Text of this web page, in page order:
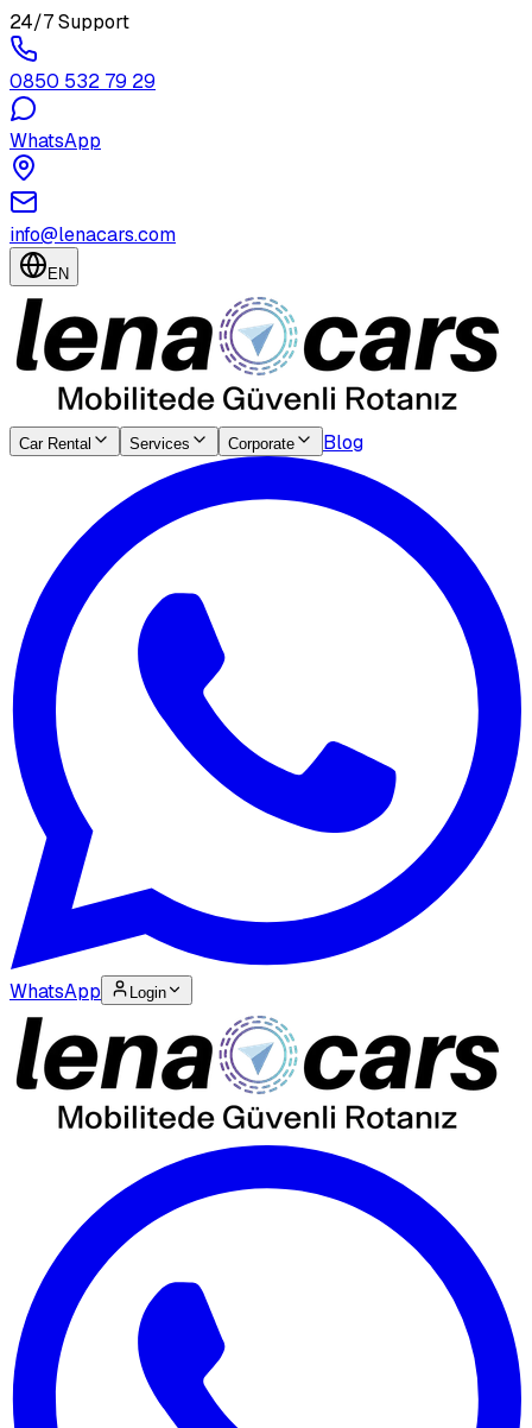
24/7 Support
0850 532 79 29
WhatsApp
info@lenacars.com
EN
Car Rental Services Corporate Blog
WhatsApp Login